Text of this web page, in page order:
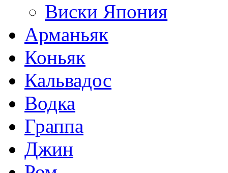
Виски Япония
Арманьяк
Коньяк
Кальвадос
Водка
Граппа
Джин